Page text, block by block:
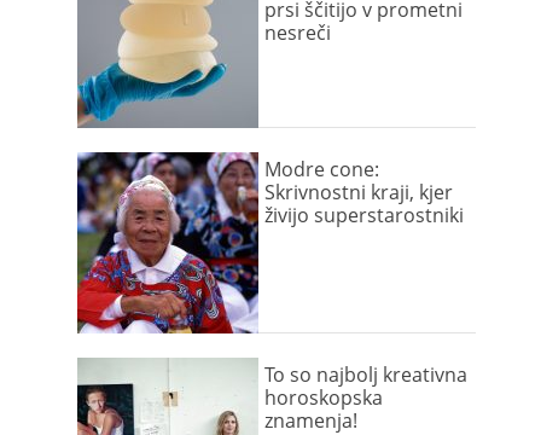
prsi ščitijo v prometni
nesreči
Modre cone:
Skrivnostni kraji, kjer
živijo superstarostniki
To so najbolj kreativna
horoskopska
znamenja!